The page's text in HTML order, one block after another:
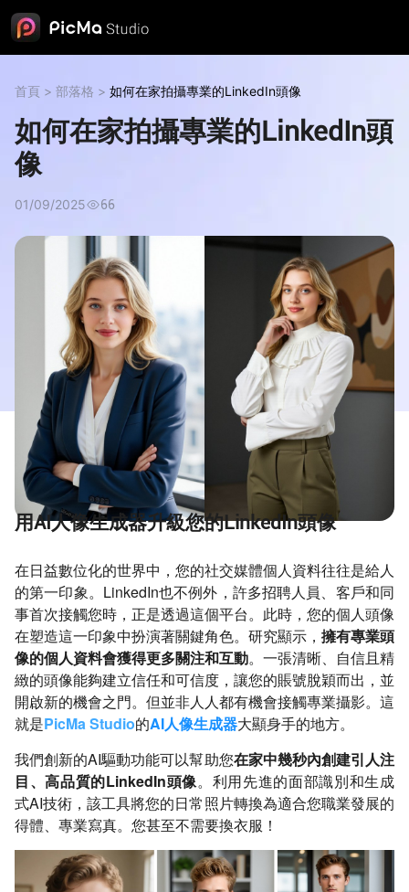
首頁 > 部落格 > 如何在家拍攝專業的LinkedIn頭像
如何在家拍攝專業的LinkedIn頭
像
01/09/2025 66
用AI人像生成器升級您的LinkedIn頭像
在日益數位化的世界中，您的社交媒體個人資料往往是給人
的第一印象。LinkedIn也不例外，許多招聘人員、客戶和同
事首次接觸您時，正是透過這個平台。此時，您的個人頭像
在塑造這一印象中扮演著關鍵角色。研究顯示， 擁有專業頭
像的個人資料會獲得更多關注和互動。一張清晰、自信且精
緻的頭像能夠建立信任和可信度，讓您的賬號脫穎而出，並
開啟新的機會之門。但並非人人都有機會接觸專業攝影。這
就是PicMa Studio的AI人像生成器大顯身手的地方。
我們創新的AI驅動功能可以幫助您在家中幾秒內創建引人注
目、高品質的LinkedIn頭像。利用先進的面部識別和生成
式AI技術，該工具將您的日常照片轉換為適合您職業發展的
得體、專業寫真。您甚至不需要換衣服！